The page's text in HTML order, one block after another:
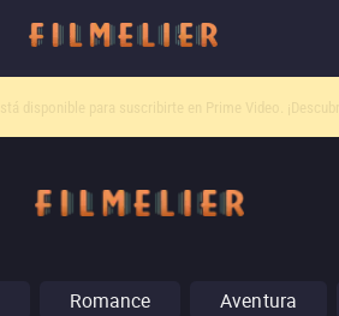
Romance Aventura